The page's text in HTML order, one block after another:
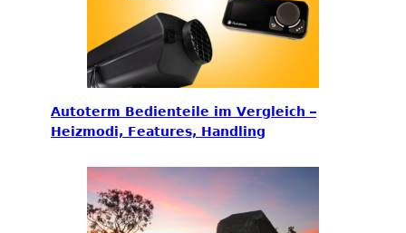
Autoterm Bedienteile im Vergleich –
Heizmodi, Features, Handling